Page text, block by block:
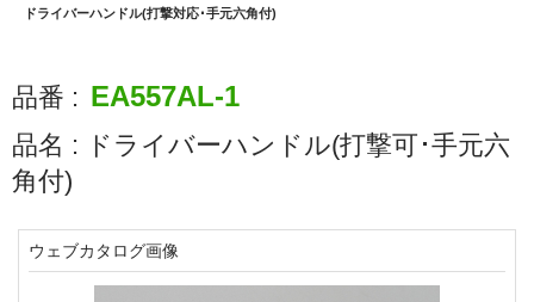
ドライバーハンドル(打撃対応･手元六角付)
品番 : EA557AL-1
品名 : ドライバーハンドル(打撃可･手元六
角付)
ウェブカタログ画像